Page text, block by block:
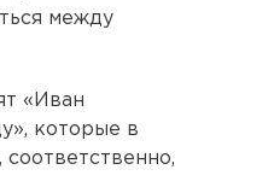
между
«Иван
которые в